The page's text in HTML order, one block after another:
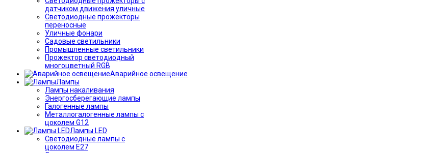
датчиком движения уличные
Светодиодные прожекторы
переносные
Уличные фонари
Садовые светильники
Промышленные светильники
Прожектор светодиодный
многоцветный RGB
Аварийное освещение
Лампы
Лампы накаливания
Энергосберегающие лампы
Галогенные лампы
Металлогалогенные лампы с
цоколем G12
Лампы LED
Светодиодные лампы с
цоколем E27